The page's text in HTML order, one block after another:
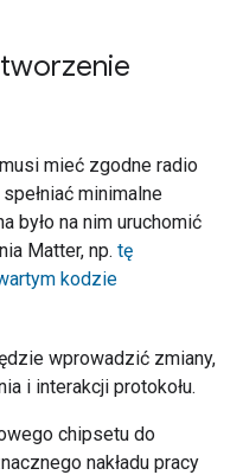
mieć zgodne radio
minimalne
było na nim uruchomić
Matter, np. tę
kodzie
wprowadzić zmiany,
i interakcji protokołu.
chipsetu do
nakładu pracy